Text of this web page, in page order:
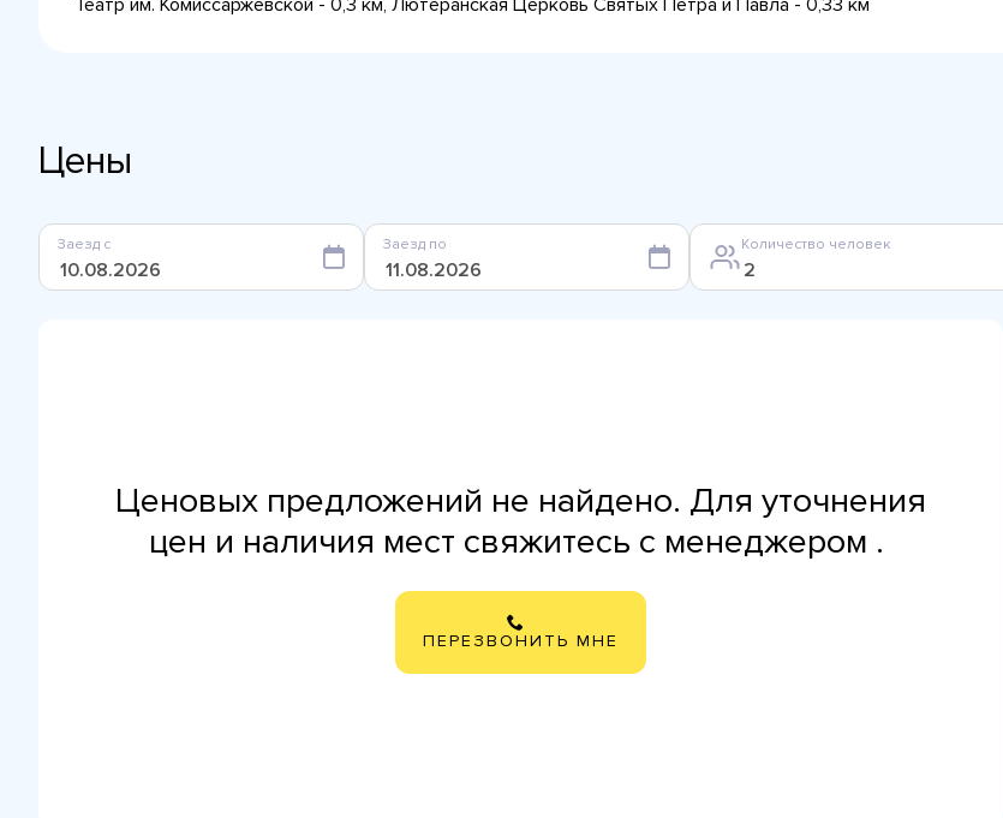
Театр им. Комиссаржевской - 0,3 км, Лютеранская Церковь Святых Петра и Павла - 0,33 км
Цены
Заезд с Заезд по Количество человек
Ценовых предложений не найдено. Для уточнения
цен и наличия мест свяжитесь с менеджером .
ПЕРЕЗВОНИТЬ МНЕ